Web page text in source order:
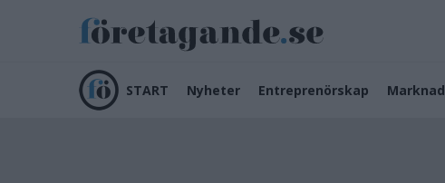
START Nyheter Entreprenörskap Marknad